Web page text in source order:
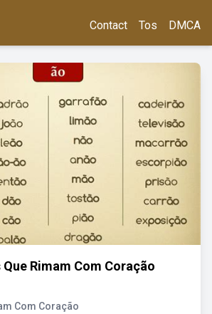
Contact Tos DMCA
Que Rimam Com Coração
Com Coração